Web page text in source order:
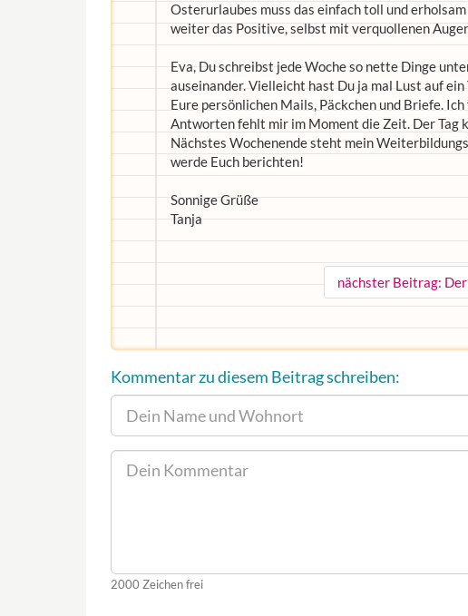
Osterurlaubes muss das einfach toll und
weiter das Positive, selbst mit verquollenen
Eva, Du schreibst jede Woche so nette Dinge
auseinander. Vielleicht hast Du ja mal Lust auf
Eure persönlichen Mails, Päckchen und Briefe.
Antworten fehlt mir im Moment die Zeit. Der Tag
Nächstes Wochenende steht mein
werde Euch berichten!
Sonnige Grüße
Tanja
nächster Beitrag:
Kommentar zu diesem Beitrag schreiben:
2000 Zeichen frei